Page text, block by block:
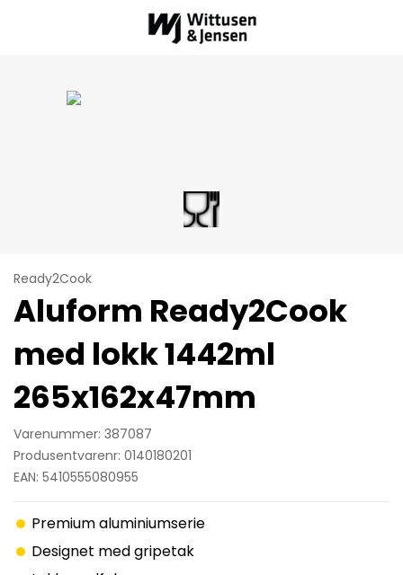
Ready2Cook
Aluform Ready2Cook
med lokk 1442ml
265x162x47mm
Varenummer: 387087
Produsentvarenr: 0140180201
EAN: 5410555080955
Premium aluminiumserie
Designet med gripetak